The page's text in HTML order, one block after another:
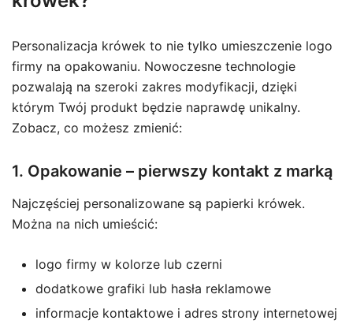
Personalizacja krówek to nie tylko umieszczenie logo
firmy na opakowaniu. Nowoczesne technologie
pozwalają na szeroki zakres modyfikacji, dzięki
którym Twój produkt będzie naprawdę unikalny.
Zobacz, co możesz zmienić:
1. Opakowanie – pierwszy kontakt z marką
Najczęściej personalizowane są papierki krówek.
Można na nich umieścić:
logo firmy w kolorze lub czerni
dodatkowe grafiki lub hasła reklamowe
informacje kontaktowe i adres strony internetowej